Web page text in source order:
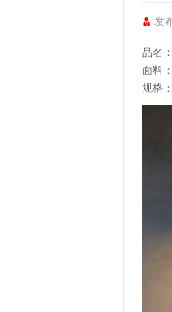
发
品名
面料
规格